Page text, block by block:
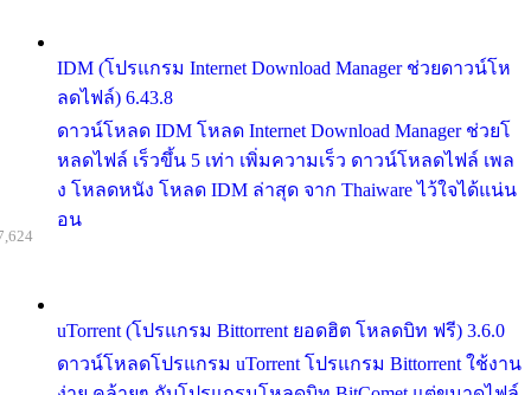
IDM (โปรแกรม Internet Download Manager ช่วยดาวน์โห
ลดไฟล์) 6.43.8
ดาวน์โหลด IDM โหลด Internet Download Manager ช่วยโ
หลดไฟล์ เร็วขึ้น 5 เท่า เพิ่มความเร็ว ดาวน์โหลดไฟล์ เพล
ง โหลดหนัง โหลด IDM ล่าสุด จาก Thaiware ไว้ใจได้แน่น
อน
uTorrent (โปรแกรม Bittorrent ยอดฮิต โหลดบิท ฟรี) 3.6.0
ดาวน์โหลดโปรแกรม uTorrent โปรแกรม Bittorrent ใช้งาน